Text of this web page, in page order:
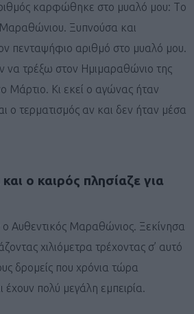
καρφώθηκε στο μυαλό μου: Τo
Ξυπνούσα και
πενταψήφιο αριθμό στο μυαλό μου.
να τρέξω στον Ημιμαραθώνιο της
Μάρτιο. Κι εκεί ο αγώνας ήταν
ο τερματισμός αν και δεν ήταν μέσα
και ο καιρός πλησίαζε για
Αυθεντικός Μαραθώνιος. Ξεκίνησα
χιλιόμετρα τρέχοντας σ’ αυτό
δρομείς που χρόνια τώρα
πολύ μεγάλη εμπειρία.